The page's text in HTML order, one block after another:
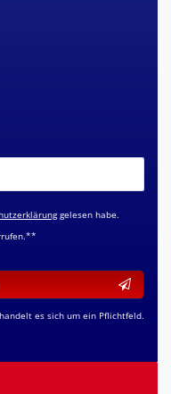
gelesen habe.
es sich um ein Pflichtfeld.